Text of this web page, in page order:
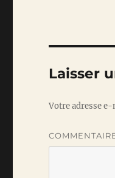
Laisser
Votre adresse e-